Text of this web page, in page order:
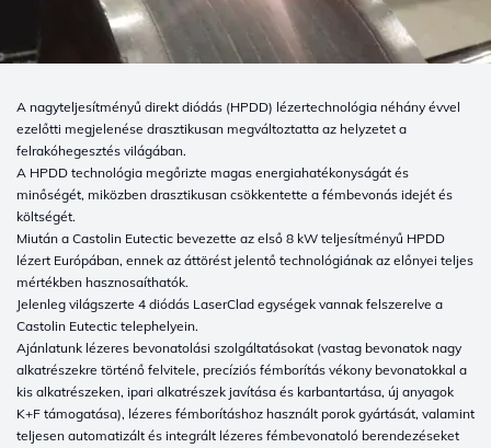
A nagyteljesítményű direkt diódás (HPDD) lézertechnológia néhány évvel
ezelőtti megjelenése drasztikusan megváltoztatta az helyzetet a
felrakóhegesztés világában.
A HPDD technológia megőrizte magas energiahatékonyságát és
minőségét, miközben drasztikusan csökkentette a fémbevonás idejét és
költségét.
Miután a Castolin Eutectic bevezette az első 8 kW teljesítményű HPDD
lézert Európában, ennek az áttörést jelentő technológiának az előnyei teljes
mértékben hasznosaíthatók.
Jelenleg világszerte 4 diódás LaserClad egységek vannak felszerelve a
Castolin Eutectic telephelyein.
Ajánlatunk lézeres bevonatolási szolgáltatásokat (vastag bevonatok nagy
alkatrészekre történő felvitele, precíziós fémborítás vékony bevonatokkal a
kis alkatrészeken, ipari alkatrészek javítása és karbantartása, új anyagok
K+F támogatása), lézeres fémborításhoz használt porok gyártását, valamint
teljesen automatizált és integrált lézeres fémbevonatoló berendezéseket